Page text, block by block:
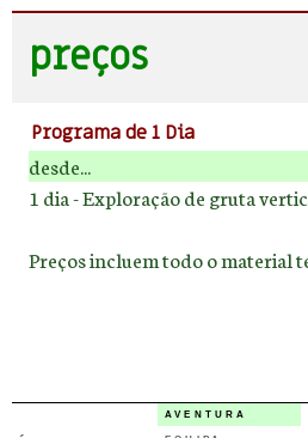
preços
Programa de 1 Dia
desde...
1 dia - Exploração de gruta
Preços incluem todo o material
AVENTURA